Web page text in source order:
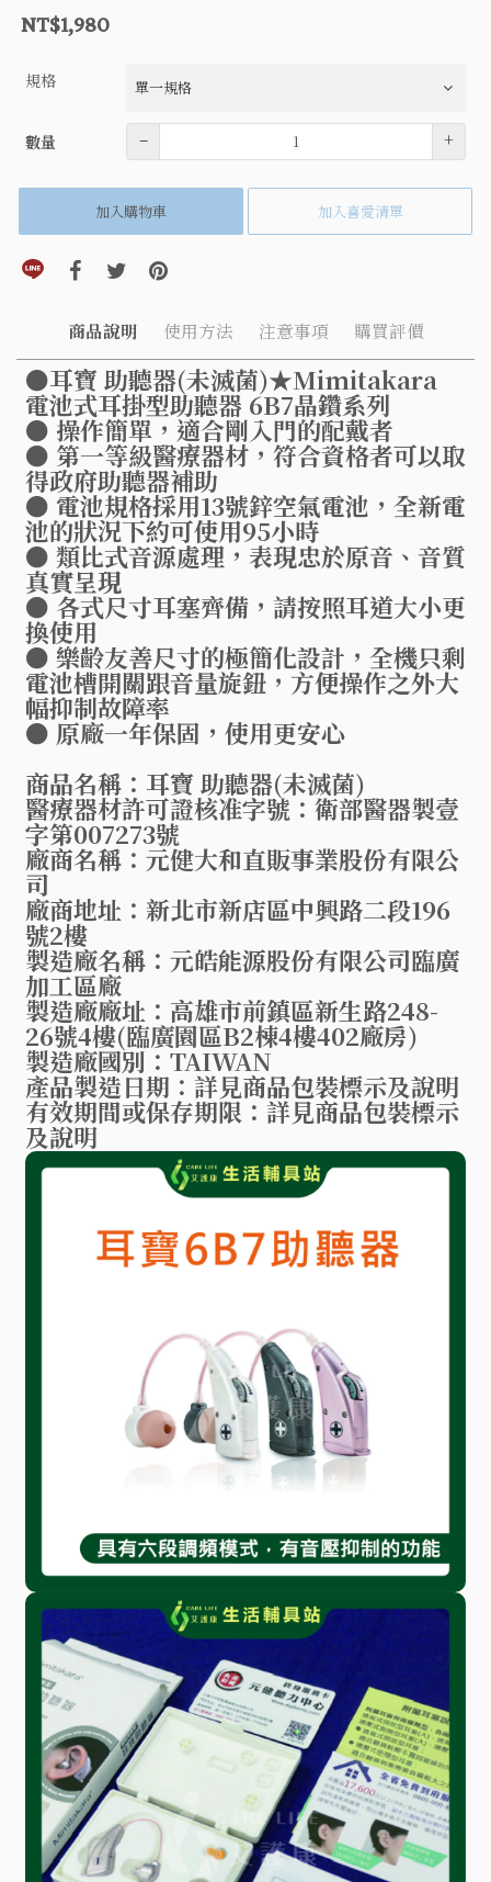
NT$1,980
規格
數量 數量– +
加入購物車 加入喜愛清單
分享到line(另開視窗)
分享到facebook(另開視窗)
分享到twitter(另開視窗)
分享到pinterest(另開視窗)
商品說明 使用方法 注意事項 購買評價
●耳寶 助聽器(未滅菌)★Mimitakara
電池式耳掛型助聽器 6B7晶鑽系列
● 操作簡單，適合剛入門的配戴者
● 第一等級醫療器材，符合資格者可以取
得政府助聽器補助
● 電池規格採用13號鋅空氣電池，全新電
池的狀況下約可使用95小時
● 類比式音源處理，表現忠於原音、音質
真實呈現
● 各式尺寸耳塞齊備，請按照耳道大小更
換使用
● 樂齡友善尺寸的極簡化設計，全機只剩
電池槽開關跟音量旋鈕，方便操作之外大
幅抑制故障率
● 原廠一年保固，使用更安心
商品名稱：耳寶 助聽器(未滅菌)
醫療器材許可證核准字號：衛部醫器製壹
字第007273號
廠商名稱：元健大和直販事業股份有限公
司
廠商地址：新北市新店區中興路二段196
號2樓
製造廠名稱：元皓能源股份有限公司臨廣
加工區廠
製造廠廠址：高雄市前鎮區新生路248-
26號4樓(臨廣園區B2棟4樓402廠房)
製造廠國別：TAIWAN
產品製造日期：詳見商品包裝標示及說明
有效期間或保存期限：詳見商品包裝標示
及說明